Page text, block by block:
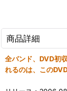
商品詳細
全バンド、DVD初
れるのは、この